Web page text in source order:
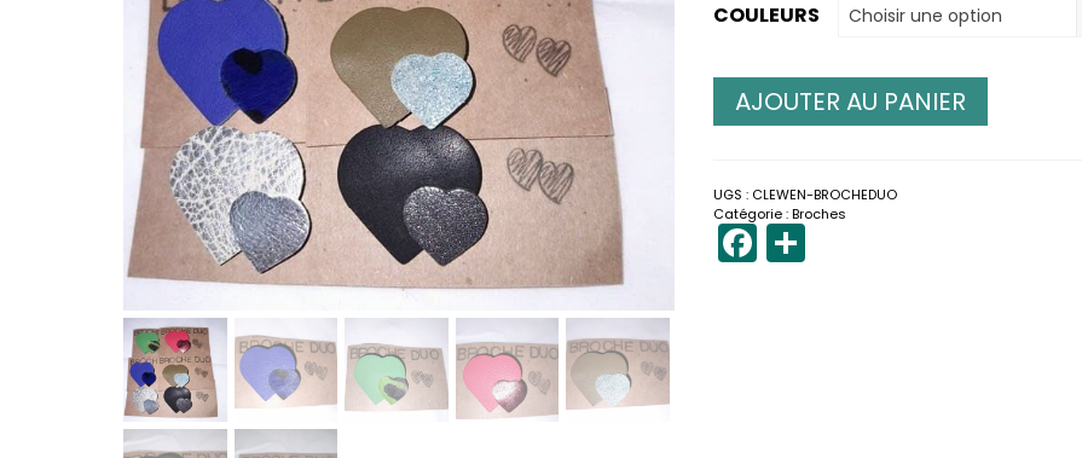
COULEURS Choisir une option
AJOUTER AU PANIER
UGS : CLEWEN-BROCHEDUO
Catégorie :Broches
Facebook
Partager